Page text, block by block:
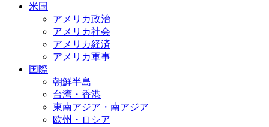
米国
アメリカ政治
アメリカ社会
アメリカ経済
アメリカ軍事
国際
朝鮮半島
台湾・香港
東南アジア・南アジア
欧州・ロシア